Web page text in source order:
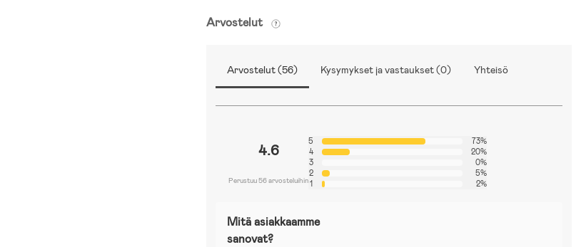
Arvostelut
Arvostelut (56) Kysymykset ja vastaukset (0) Yhteisö
4.6
Perustuu 56 arvosteluihin
5
73%
4
20%
3
0%
2
5%
1
2%
Mitä asiakkaamme
sanovat?